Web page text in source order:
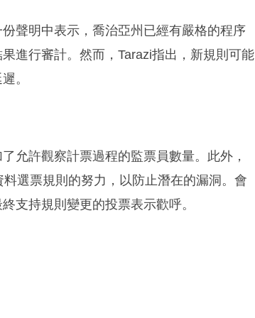
聲明中表示，喬治亞州已經有嚴格的程序
進行審計。然而，Tarazi指出，新規則可能
。
允許觀察計票過程的監票員數量。此外，
選票規則的努力，以防止潛在的漏洞。會
支持規則變更的投票表示歡呼。